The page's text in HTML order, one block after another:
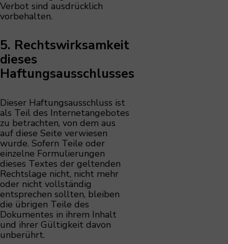
Verbot sind ausdrücklich
vorbehalten.
5. Rechtswirksamkeit
dieses
Haftungsausschlusses
Dieser Haftungsausschluss ist
als Teil des Internetangebotes
zu betrachten, von dem aus
auf diese Seite verwiesen
wurde. Sofern Teile oder
einzelne Formulierungen
dieses Textes der geltenden
Rechtslage nicht, nicht mehr
oder nicht vollständig
entsprechen sollten, bleiben
die übrigen Teile des
Dokumentes in ihrem Inhalt
und ihrer Gültigkeit davon
unberührt.